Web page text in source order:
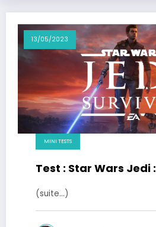
13/05/2023
MINI TESTS
Test : Star Wars Jedi
(suite…)